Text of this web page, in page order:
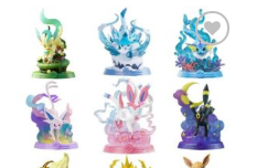
Legg til i
ønskeliste